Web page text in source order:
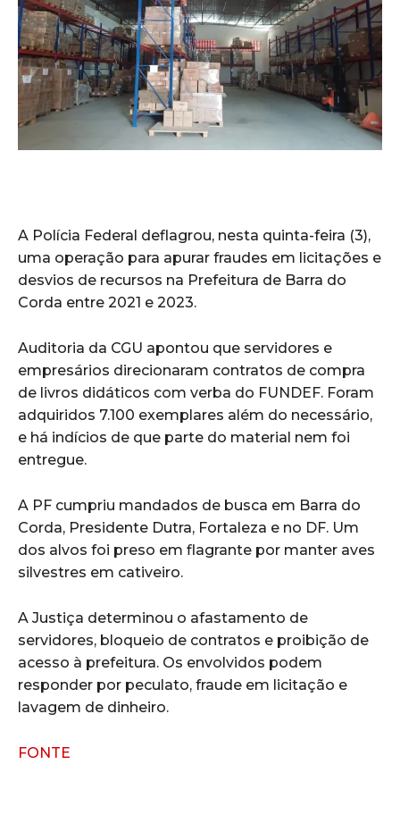
A Polícia Federal deflagrou, nesta quinta-feira (3),
uma operação para apurar fraudes em licitações e
desvios de recursos na Prefeitura de Barra do
Corda entre 2021 e 2023.
Auditoria da CGU apontou que servidores e
empresários direcionaram contratos de compra
de livros didáticos com verba do FUNDEF. Foram
adquiridos 7.100 exemplares além do necessário,
e há indícios de que parte do material nem foi
entregue.
A PF cumpriu mandados de busca em Barra do
Corda, Presidente Dutra, Fortaleza e no DF. Um
dos alvos foi preso em flagrante por manter aves
silvestres em cativeiro.
A Justiça determinou o afastamento de
servidores, bloqueio de contratos e proibição de
acesso à prefeitura. Os envolvidos podem
responder por peculato, fraude em licitação e
lavagem de dinheiro.
FONTE